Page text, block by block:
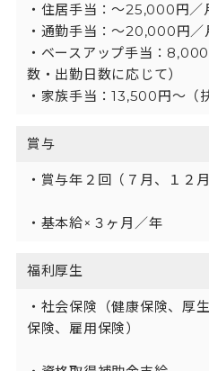
・住居手当：〜25,000円／
・通勤手当：〜20,000円／
・ベースアップ手当：
数・出勤日数に応じて）
・家族手当：13,500円〜（
賞与
・賞与年２回（７月、１２月
・基本給×３ヶ月／年
福利厚生
・社会保険（健康保険、厚
保険、雇用保険）